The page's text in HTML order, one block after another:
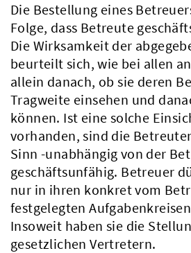
Die Bestellung eines
Folge, dass Betreute
Die Wirksamkeit der
beurteilt sich, wie bei allen
allein danach, ob sie deren
Tragweite einsehen und
können. Ist eine solche
vorhanden, sind die
Sinn -unabhängig von der
geschäftsunfähig. Betreuer
nur in ihren konkret vom
festgelegten
Insoweit haben sie die
gesetzlichen Vertretern.